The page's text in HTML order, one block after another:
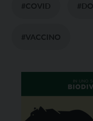
#COVID
#VACCINO